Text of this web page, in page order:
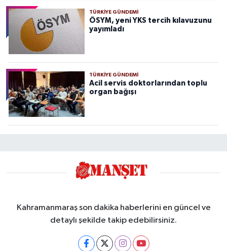
TÜRKIYE GÜNDEMI
ÖSYM, yeni YKS tercih kılavuzunu
yayımladı
TÜRKIYE GÜNDEMI
Acil servis doktorlarından toplu
organ bağışı
Kahramanmaraş son dakika haberlerini en güncel ve
detaylı şekilde takip edebilirsiniz.